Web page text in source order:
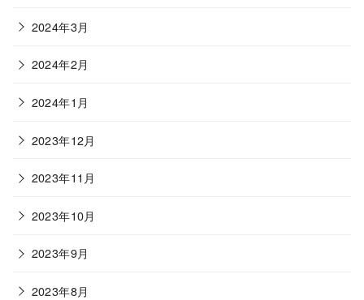
2024年3月
2024年2月
2024年1月
2023年12月
2023年11月
2023年10月
2023年9月
2023年8月